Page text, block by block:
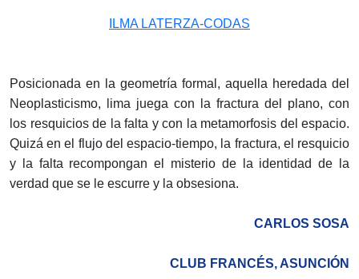
ILMA LATERZA-CODAS
Posicionada en la geometría formal, aquella heredada del
Neoplasticismo, lima juega con la fractura del plano, con
los resquicios de la falta y con la metamorfosis del espacio.
Quizá en el flujo del espacio-tiempo, la fractura, el resquicio
y la falta recompongan el misterio de la identidad de la
verdad que se le escurre y la obsesiona.
CARLOS SOSA
CLUB FRANCÉS, ASUNCIÓN